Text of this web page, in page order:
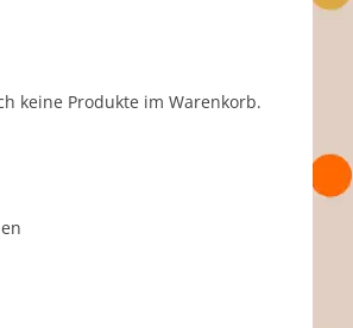
keine Produkte im Warenkorb.